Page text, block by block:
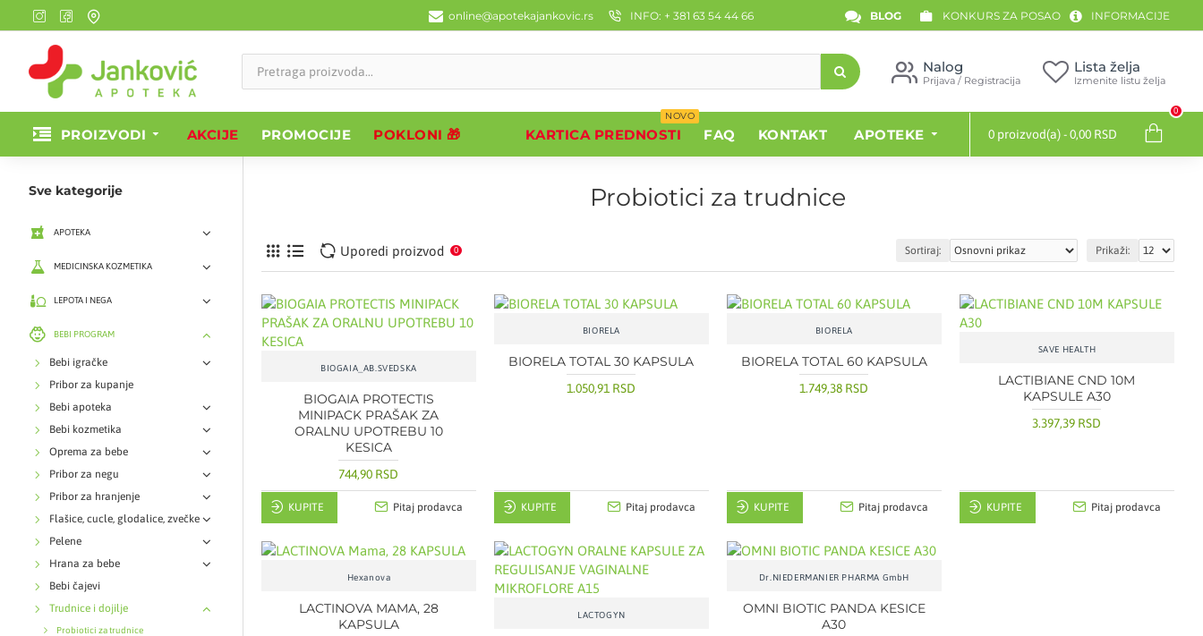
online@apotekajankovic.rs INFO: + 381 63 54 44 66 BLOG KONKURS ZA POSAO INFORMACIJE
Nalog
Prijava / Registracija
Lista želja
Izmenite listu želja
PROIZVODI AKCIJE PROMOCIJE POKLONI 🎁 KARTICA PREDNOSTI
NOVO
FAQ KONTAKT APOTEKE 0 proizvod(a) - 0,00 RSD
0
Sve kategorije
APOTEKA
MEDICINSKA KOZMETIKA
LEPOTA I NEGA
BEBI PROGRAM
Bebi igračke
Pribor za kupanje
Bebi apoteka
Bebi kozmetika
Oprema za bebe
Pribor za negu
Pribor za hranjenje
Flašice, cucle, glodalice, zvečke
Pelene
Hrana za bebe
Bebi čajevi
Trudnice i dojilje
Probiotici za trudnice
Probiotici za trudnice
Uporedi proizvod 0 Sortiraj: Prikaži:
BIOGAIA_AB.SVEDSKA
BIOGAIA PROTECTIS
MINIPACK PRAŠAK ZA
ORALNU UPOTREBU 10
KESICA
744,90 RSD
KUPITE Pitaj prodavca
BIORELA
BIORELA TOTAL 30 KAPSULA
1.050,91 RSD
KUPITE Pitaj prodavca
BIORELA
BIORELA TOTAL 60 KAPSULA
1.749,38 RSD
KUPITE Pitaj prodavca
SAVE HEALTH
LACTIBIANE CND 10M
KAPSULE A30
3.397,39 RSD
KUPITE Pitaj prodavca
Hexanova
LACTINOVA MAMA, 28
KAPSULA
LACTOGYN
Dr.NIEDERMANIER PHARMA GmbH
OMNI BIOTIC PANDA KESICE
A30